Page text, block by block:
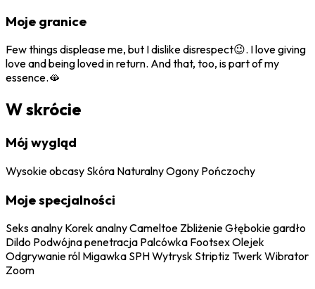
Moje granice
Few things displease me, but I dislike disrespect😉. I love giving
love and being loved in return. And that, too, is part of my
essence.🫦
W skrócie
Mój wygląd
Wysokie obcasy Skóra NaturalnyOgony Pończochy
Moje specjalności
Seks analny Korek analnyCameltoe ZbliżenieGłębokie gardło
Dildo Podwójna penetracja Palcówka FootsexOlejek
Odgrywanie ról Migawka SPHWytrysk Striptiz TwerkWibrator
Zoom